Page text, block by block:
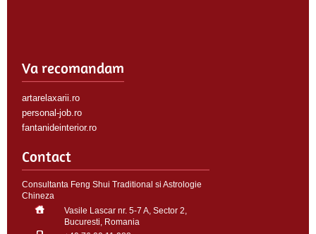
Va recomandam
artarelaxarii.ro
personal-job.ro
fantanideinterior.ro
Contact
Consultanta Feng Shui Traditional si Astrologie
Chineza
Vasile Lascar nr. 5-7 A, Sector 2,
Bucuresti, Romania